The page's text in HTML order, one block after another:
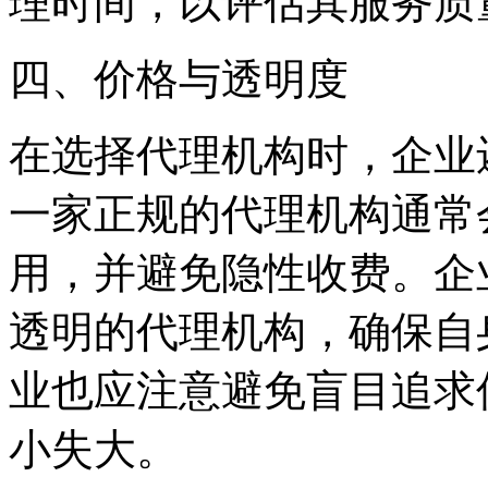
四、价格与透明度
在选择代理机构时，企
一家正规的代理机构通
用，并避免隐性收费。
透明的代理机构，确保
业也应注意避免盲目追
小失大。